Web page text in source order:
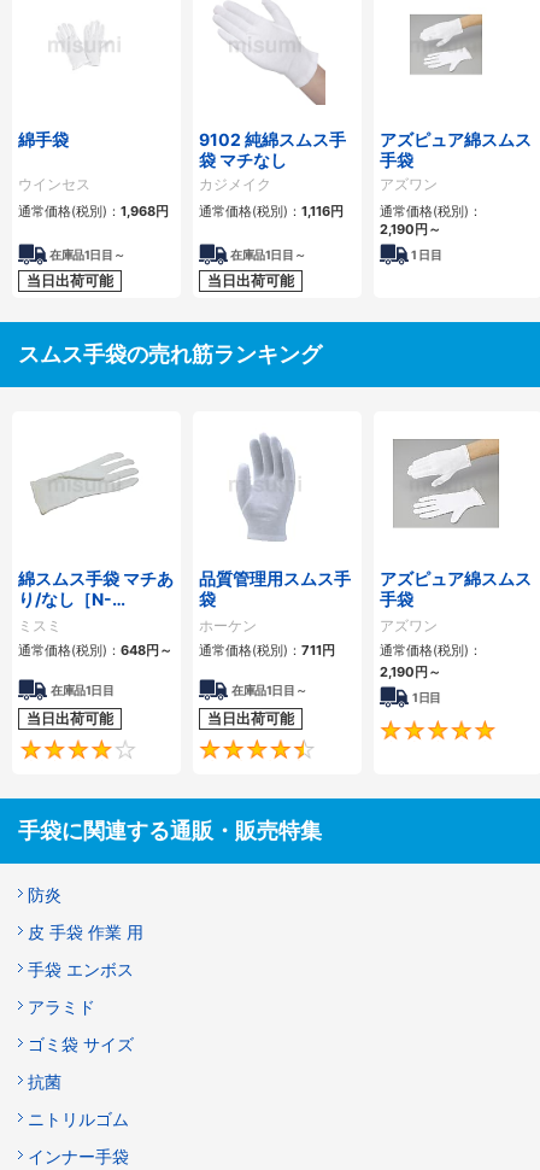
綿手袋
ウインセス
通常価格(税別)： 1,968円
在庫品1日目～
当日出荷可能
9102 純綿スムス手
袋 マチなし
カジメイク
通常価格(税別)： 1,116円
在庫品1日目～
当日出荷可能
アズピュア綿スムス
手袋
アズワン
通常価格(税別)：
2,190円 ～
1 日目
スムス手袋の売れ筋ランキング
綿スムス手袋 マチあ
り/なし［N-
SMGLV］
ミスミ
通常価格(税別)： 648円 ～
在庫品1日目
当日出荷可能
4.1
品質管理用スムス手
袋
ホーケン
通常価格(税別)： 711円
在庫品1日目～
当日出荷可能
アズピュア綿スムス
手袋
アズワン
通常価格(税別)：
2,190円 ～
1日目
手袋に関連する通販・販売特集
防炎
皮 手袋 作業 用
手袋 エンボス
アラミド
ゴミ袋 サイズ
抗菌
ニトリルゴム
インナー手袋